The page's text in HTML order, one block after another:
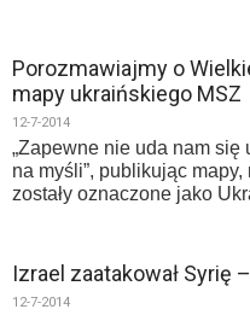
Porozmawiajmy o
mapy ukraińskiego MSZ
12-7-2014
„Zapewne nie uda nam się
na myśli”, publikując
zostały oznaczone jako
Izrael zaatakował Syrię
12-7-2014